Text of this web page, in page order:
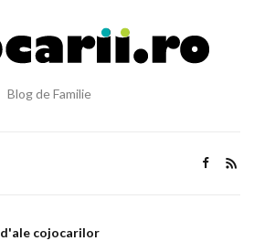
Blog de Familie
d'ale cojocarilor